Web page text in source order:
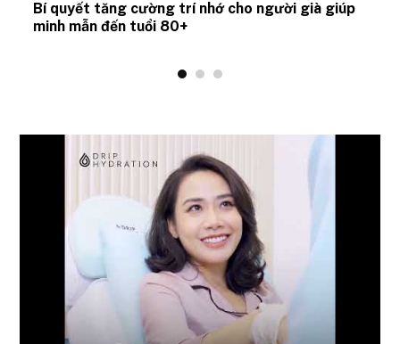
Bí quyết tăng cường trí nhớ cho người già giúp
minh mẫn đến tuổi 80+